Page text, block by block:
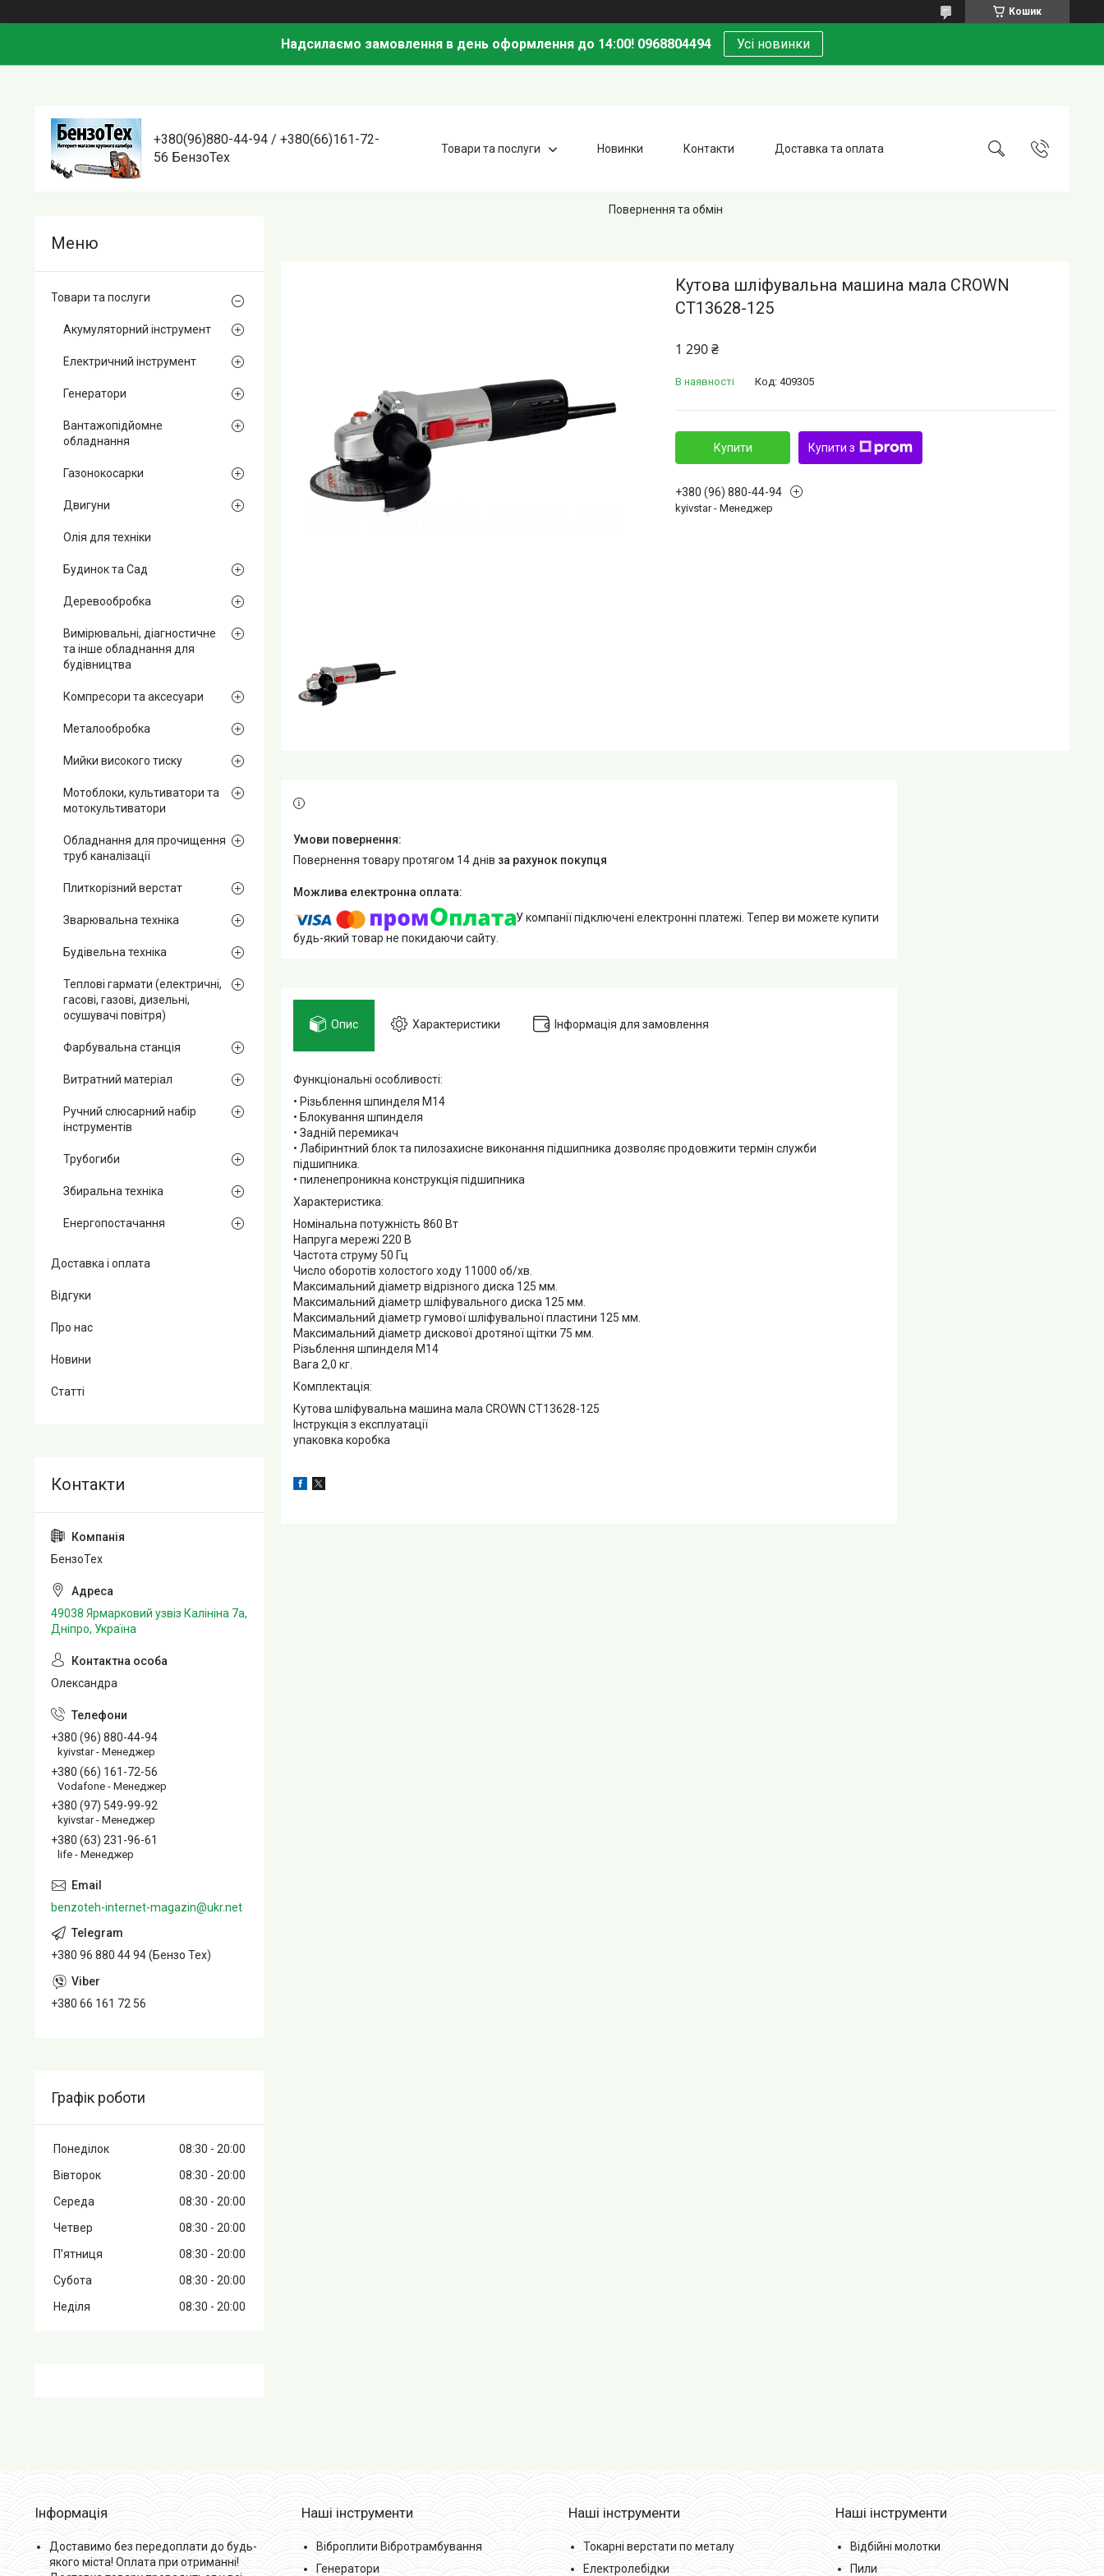
Кошик
Надсилаємо замовлення в день оформлення до 14:00! 0968804494 Усі новинки
+380(96)880-44-94 / +380(66)161-72-
56 БензоТех
Товари та послуги Новинки Контакти Доставка та оплата
Повернення та обмін
Кутова шліфувальна машина мала CROWN
CT13628-125
1 290 ₴
В наявності Код: 409305
Купити Купити з
+380 (96) 880-44-94
kyivstar - Менеджер
повернення товару протягом 14 днів за рахунок покупця
У компанії підключені електронні платежі. Тепер ви можете купити
будь-який товар не покидаючи сайту.
Опис Характеристики Інформація для замовлення
Функціональні особливості:
• Різьблення шпинделя M14
• Блокування шпинделя
• Задній перемикач
• Лабіринтний блок та пилозахисне виконання підшипника дозволяє продовжити термін служби
підшипника.
• пиленепроникна конструкція підшипника
Характеристика:
Номінальна потужність 860 Вт
Напруга мережі 220 В
Частота струму 50 Гц
Число оборотів холостого ходу 11000 об/хв.
Максимальний діаметр відрізного диска 125 мм.
Максимальний діаметр шліфувального диска 125 мм.
Максимальний діаметр гумової шліфувальної пластини 125 мм.
Максимальний діаметр дискової дротяної щітки 75 мм.
Різьблення шпинделя М14
Вага 2,0 кг.
Комплектація:
Кутова шліфувальна машина мала CROWN CT13628-125
Інструкція з експлуатації
упаковка коробка
Товари та послуги
Акумуляторний інструмент
Електричний інструмент
Генератори
Вантажопідйомне
обладнання
Газонокосарки
Двигуни
Олія для техніки
Будинок та Сад
Деревообробка
Вимірювальні, діагностичне
та інше обладнання для
будівництва
Компресори та аксесуари
Металообробка
Мийки високого тиску
Мотоблоки, культиватори та
мотокультиватори
Обладнання для прочищення
труб каналізації
Плиткорізний верстат
Зварювальна техніка
Будівельна техніка
Теплові гармати (електричні,
гасові, газові, дизельні,
осушувачі повітря)
Фарбувальна станція
Витратний матеріал
Ручний слюсарний набір
інструментів
Трубогиби
Збиральна техніка
Енергопостачання
Доставка і оплата
Відгуки
Про нас
Новини
Статті
БензоТех
49038 Ярмарковий узвіз Калініна 7а,
Дніпро, Україна
Олександра
+380 (96) 880-44-94
kyivstar - Менеджер
+380 (66) 161-72-56
Vodafone - Менеджер
+380 (97) 549-99-92
kyivstar - Менеджер
+380 (63) 231-96-61
life - Менеджер
benzoteh-internet-magazin@ukr.net
+380 96 880 44 94 (Бензо Тех)
+380 66 161 72 56
Графік роботи
Понеділок 08:30
20:00
Вівторок
08:30
20:00
Середа
08:30
20:00
Четвер
08:30
20:00
Пʼятниця
08:30
20:00
Субота
08:30
20:00
Неділя
08:30 20:00
Інформація
Доставимо без передоплати до будь-
якого міста! Оплата при отриманні!
Наші інструменти
Віброплити Вібротрамбування
Генератори
Наші інструменти
Токарні верстати по металу
Електролебідки
Наші інструменти
Відбійні молотки
Пили